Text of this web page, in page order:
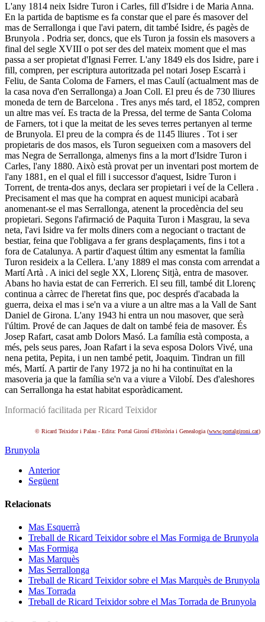
L'any 1814 neix Isidre Turon i Carles, fill d'Isidre i de Maria Anna.
En la partida de baptisme es fa constar que el pare és masover del
mas de Serrallonga i que l'avi patern, dit també Isidre, és pagès de
Brunyola . Podria ser, doncs, que els Turon ja fossin els masovers a
final del segle XVIII o pot ser des del mateix moment que el mas
passa a ser propietat d'Ignasi Ferrer. L'any 1849 els dos Isidre, pare i
fill, compren, per escriptura autoritzada pel notari Josep Escarrà i
Feliu, de Santa Coloma de Farners, el mas Caulí (actualment mas de
la casa nova d'en Serrallonga) a Joan Coll. El preu és de 730 lliures
moneda de tern de Barcelona . Tres anys més tard, el 1852, compren
un altre mas veí. Es tracta de la Pressa, del terme de Santa Coloma
de Farners, tot i que la meitat de les seves terres pertanyen al terme
de Brunyola. El preu de la compra és de 1145 lliures . Tot i ser
propietaris de dos masos, els Turon segueixen com a masovers del
mas Negra de Serrallonga, almenys fins a la mort d'Isidre Turon i
Carles, l'any 1880. Això està provat per un inventari post mortem de
l'any 1881, en el qual el fill i successor d'aquest, Isidre Turon i
Torrent, de trenta-dos anys, declara ser propietari i veí de la Cellera .
Precisament el mas que ha comprat en aquest municipi acabarà
anomenant-se el mas Serrallonga, atenent la procedència del seu
propietari. Segons l'afirmació de Paquita Turon i Masgrau, la seva
neta, l'avi Isidre va fer molts diners com a negociant o tractant de
bestiar, feina que l'obligava a fer grans desplaçaments, fins i tot a
fora de Catalunya. A partir d'aquest últim any esmentat la família
Turon resideix a la Cellera. L'any 1889 el mas consta com arrendat a
Martí Artà . A inici del segle XX, Llorenç Sitjà, entra de masover.
Abans ho havia estat de can Ferrerich. El seu fill, també dit Llorenç
continua a càrrec de l'heretat fins que, poc després d'acabada la
guerra, deixa el mas i se'n va a viure a un altre mas a la Vall de Sant
Daniel de Girona. L'any 1943 hi entra un nou masover, que serà
l'últim. Prové de can Jaques de dalt on també feia de masover. És
Josep Rafart, casat amb Dolors Masó. La família està composta, a
més, pels seus pares, Joan Rafart i la seva esposa Dolors Vivé, una
nena petita, Pepita, i un nen també petit, Joaquim. Tindran un fill
més, Martí. A partir de l'any 1972 ja no hi ha continuïtat en la
masoveria ja que la família se'n va a viure a Vilobí. Des d'aleshores
can Serrallonga ha estat habitat esporàdicament.
Informació facilitada per Ricard Teixidor
© Ricard Teixidor i Palau - Edita: Portal Gironí d'Història i Genealogia (www.portalgironi.cat)
Brunyola
Anterior
Següent
Relacionats
Mas Esquerrà
Treball de Ricard Teixidor sobre el Mas Formiga de Brunyola
Mas Formiga
Mas Marquès
Mas Serrallonga
Treball de Ricard Teixidor sobre el Mas Marquès de Brunyola
Mas Torrada
Treball de Ricard Teixidor sobre el Mas Torrada de Brunyola